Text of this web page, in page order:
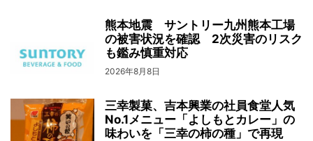
熊本地震 サントリー九州熊本工場
の被害状況を確認 2次災害のリスク
も鑑み慎重対応
2026年8月8日
三幸製菓、吉本興業の社員食堂人気
No.1メニュー「よしもとカレー」の
味わいを「三幸の柿の種」で再現